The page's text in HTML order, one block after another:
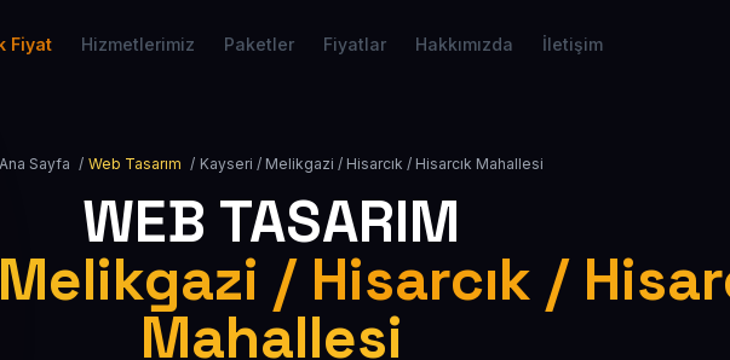
Fiyat Hizmetlerimiz Paketler Fiyatlar Hakkımızda İletişim
Ana Sayfa / Web Tasarım / Kayseri / Melikgazi / Hisarcık / Hisarcık Mahallesi
WEB TASARIM
/ Hisarcık /
Mahallesi